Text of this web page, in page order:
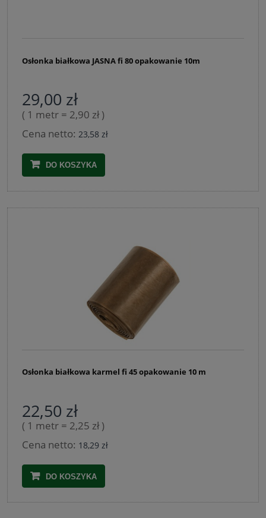
Osłonka białkowa JASNA fi 80 opakowanie 10m
29,00 zł
( 1 metr = 2,90 zł )
Cena netto: 23,58 zł
DO KOSZYKA
Osłonka białkowa karmel fi 45 opakowanie 10 m
22,50 zł
( 1 metr = 2,25 zł )
Cena netto: 18,29 zł
DO KOSZYKA